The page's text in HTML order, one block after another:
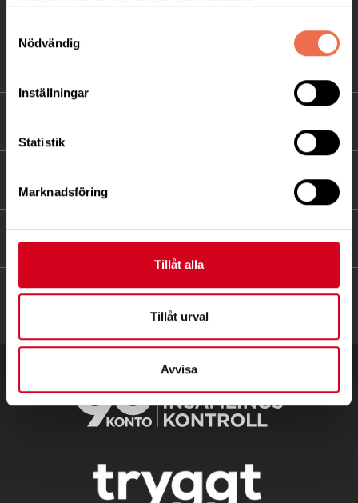
Nödvändig
Inställningar
Statistik
Marknadsföring
Tillåt alla
Tillåt urval
Avvisa
Till kontaktsidan
HITTA SNABBT